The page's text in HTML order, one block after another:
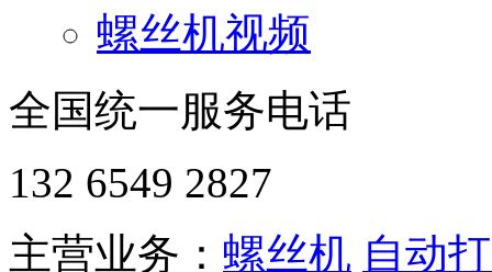
螺丝机视频
全国统一服务电话
132 6549 2827
主营业务： 螺丝机 自动